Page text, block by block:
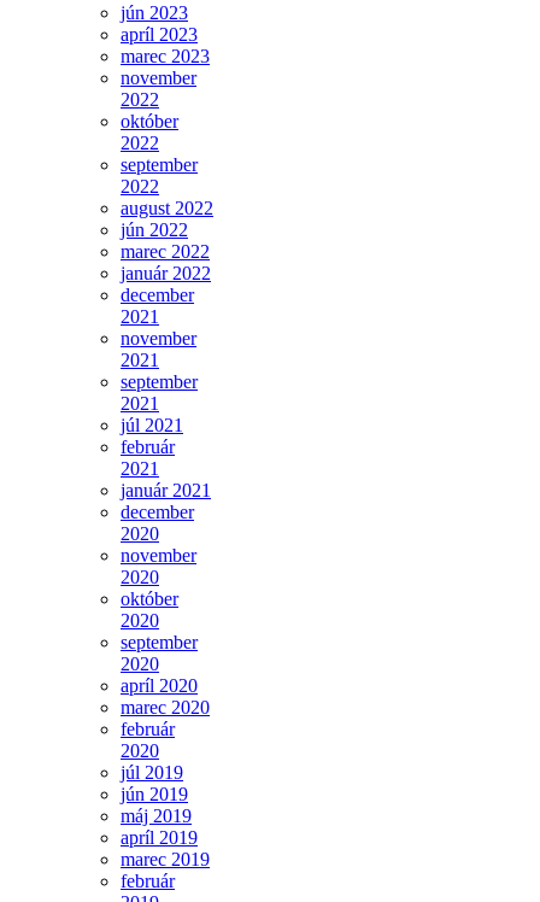
jún 2023
apríl 2023
marec 2023
november
2022
október
2022
september
2022
august 2022
jún 2022
marec 2022
január 2022
december
2021
november
2021
september
2021
júl 2021
február
2021
január 2021
december
2020
november
2020
október
2020
september
2020
apríl 2020
marec 2020
február
2020
júl 2019
jún 2019
máj 2019
apríl 2019
marec 2019
február